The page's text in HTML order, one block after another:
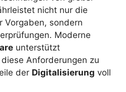
nicht nur die
Vorgaben, sondern
Moderne
unterstützt
Anforderungen zu
der Digitalisierung voll